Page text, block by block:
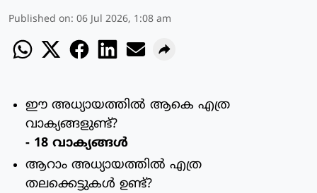
Published on: 06 Jul 2026, 1:08 am
ഈ അധ്യായത്തില്‍ ആകെ എത്ര
വാക്യങ്ങളുണ്ട്?
- 18 വാക്യങ്ങള്‍
ആറാം അധ്യായത്തില്‍ എത്ര
തലക്കെട്ടുകള്‍ ഉണ്ട്?